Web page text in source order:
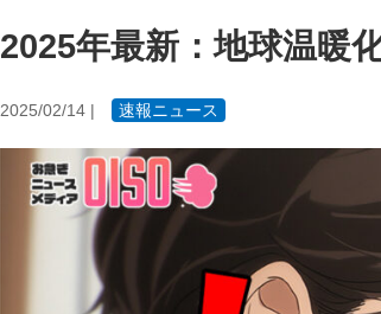
2025年最新：地球温暖
2025/02/14 | 速報ニュース